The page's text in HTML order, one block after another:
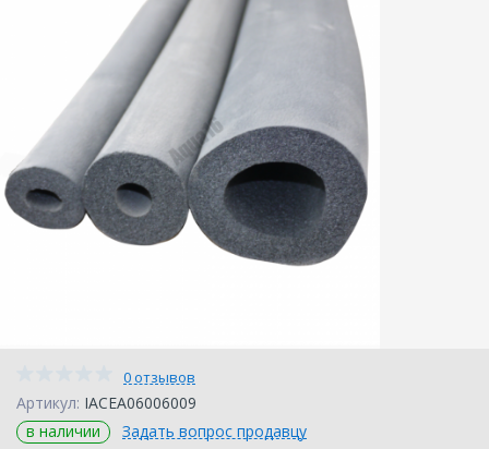
0 отзывов
Артикул: IACEA06006009
в наличии
Задать вопрос продавцу